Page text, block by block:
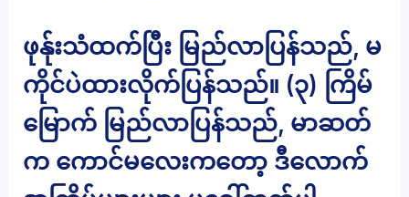
ဖုန်ုးသံထက်ပြီး မြည်လာပြန်သည်, မ
ကိုင်ပဲထားလိုက်ပြန်သည်။ (၃) ကြိမ်
မြောက် မြည်လာပြန်သည်, မာဆတ်
က ကောင်မလေးကတော့ ဒီလောက်